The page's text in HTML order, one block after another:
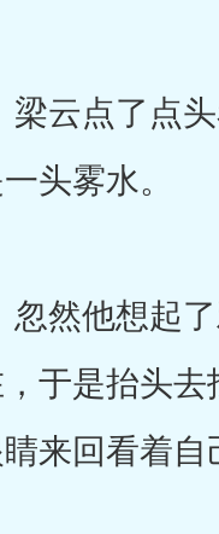
点了点头
头雾水。
他想起了
于是抬头
来回看着自